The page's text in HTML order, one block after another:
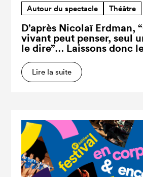
Autour du spectacle Théâtre
D’après Nicolaï Erdman,
vivant peut penser, seul
le dire”… Laissons donc
Lire la suite